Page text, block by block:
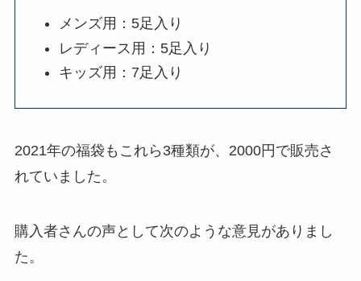
メンズ用：5足入り
レディース用：5足入り
キッズ用：7足入り
2021年の福袋もこれら3種類が、2000円で販売さ
れていました。
購入者さんの声として次のような意見がありまし
た。